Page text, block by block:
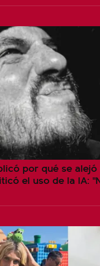
por qué se
el uso de la IA: